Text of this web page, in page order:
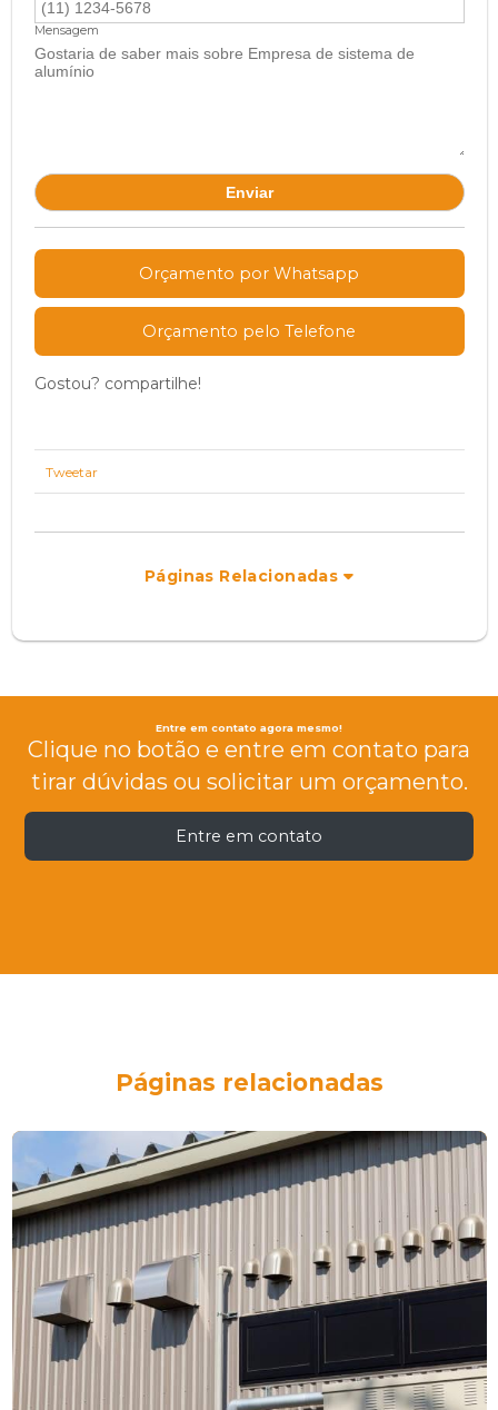
Mensagem
Orçamento por Whatsapp
Orçamento pelo Telefone
Gostou? compartilhe!
Tweetar
Páginas Relacionadas
Entre em contato agora mesmo!
Clique no botão e entre em contato para
tirar dúvidas ou solicitar um orçamento.
Entre em contato
Páginas relacionadas